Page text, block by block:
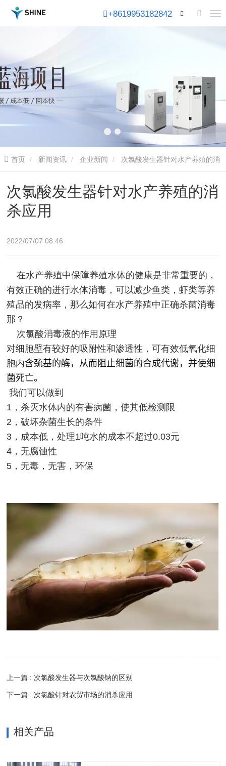
+8619953182842
首页 新闻资讯 企业新闻
杀应用
次氯酸发生器针对水产养殖的消
杀应用
2022/07/07 08:46
在水产养殖中保障养殖水体的健康是非常重要的，
有效正确的进行水体消毒，可以减少鱼类，虾类等养
殖品的发病率，那么如何在水产养殖中正确杀菌消毒
那？
次氯酸消毒液的作用原理
对细胞壁有较好的吸附性和渗透性，可有效低氧化细
胞内含巯基的酶，从而阻止细菌的合成代谢，并使细
菌死亡。
我们可以做到
1，杀灭水体内的有害病菌，使其低检测限
2，破坏杂菌生长的条件
3，成本低，处理1吨水的成本不超过0.03元
4，无腐蚀性
5，无毒，无害，环保
上一篇 : 次氯酸发生器与次氯酸钠的区别
下一篇 : 次氯酸针对农贸市场的消杀应用
相关产品